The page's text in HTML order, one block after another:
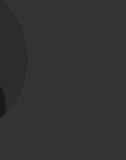
in Clinical
nine societies and